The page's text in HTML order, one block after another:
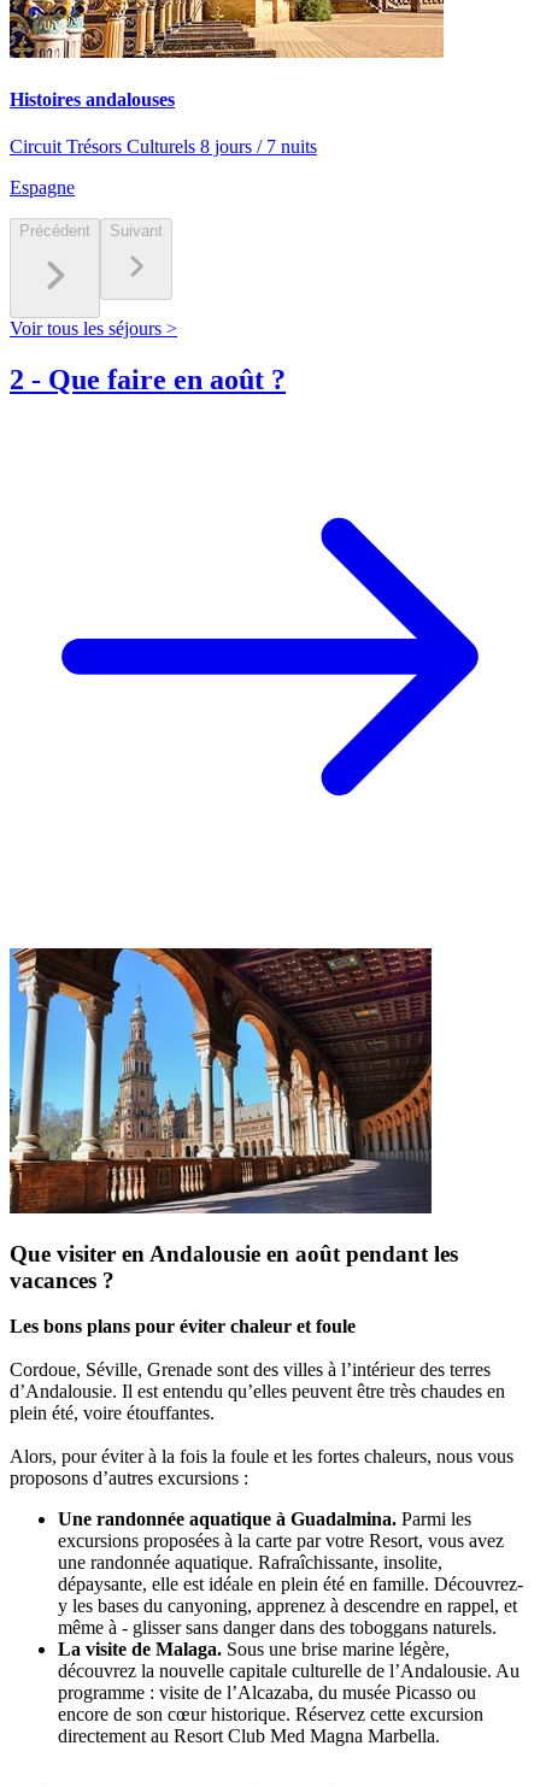
Histoires andalouses
Circuit Trésors Culturels 8 jours / 7 nuits
Espagne
Précédent Suivant
Voir tous les séjours >
2 - Que faire en août ?
Que visiter en Andalousie en août pendant les
vacances ?
Les bons plans pour éviter chaleur et foule
Cordoue, Séville, Grenade sont des villes à l’intérieur des terres
d’Andalousie. Il est entendu qu’elles peuvent être très chaudes en
plein été, voire étouffantes.
Alors, pour éviter à la fois la foule et les fortes chaleurs, nous vous
proposons d’autres excursions :
Une randonnée aquatique à Guadalmina. Parmi les
excursions proposées à la carte par votre Resort, vous avez
une randonnée aquatique. Rafraîchissante, insolite,
dépaysante, elle est idéale en plein été en famille. Découvrez-
y les bases du canyoning, apprenez à descendre en rappel, et
même à - glisser sans danger dans des toboggans naturels.
La visite de Malaga. Sous une brise marine légère,
découvrez la nouvelle capitale culturelle de l’Andalousie. Au
programme : visite de l’Alcazaba, du musée Picasso ou
encore de son cœur historique. Réservez cette excursion
directement au Resort Club Med Magna Marbella.